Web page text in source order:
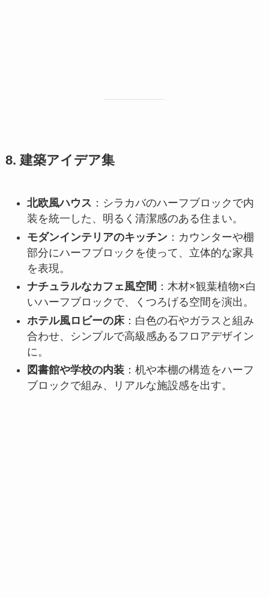
8. 建築アイデア集
北欧風ハウス ：シラカバのハーフブロックで内
装を統一した、明るく清潔感のある住まい。
モダンインテリアのキッチン：カウンターや棚
部分にハーフブロックを使って、立体的な家具
を表現。
ナチュラルなカフェ風空間 ：木材×観葉植物×白
いハーフブロックで、くつろげる空間を演出。
ホテル風ロビーの床：白色の石やガラスと組み
合わせ、シンプルで高級感あるフロアデザイン
に。
図書館や学校の内装：机や本棚の構造をハーフ
ブロックで組み、リアルな施設感を出す。